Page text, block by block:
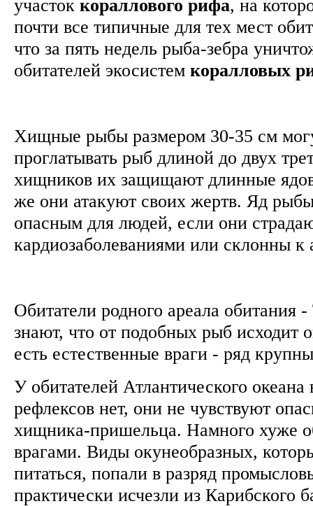
участок кораллового рифа, на
почти все типичные для тех мест
что за пять недель рыба-зебра
обитателей экосистем коралловых
Хищные рыбы размером 30-35 см
проглатывать рыб длиной до двух
хищников их защищают длинные
же они атакуют своих жертв. Яд
опасным для людей, если они
кардиозаболеваниями или склонны к
Обитатели родного ареала обитания
знают, что от подобных рыб исходит
есть естественные враги - ряд
У обитателей Атлантического
рефлексов нет, они не чувствуют
хищника-пришельца. Намного хуже
врагами. Виды окунеобразных,
питаться, попали в разряд
практически исчезли из Карибского